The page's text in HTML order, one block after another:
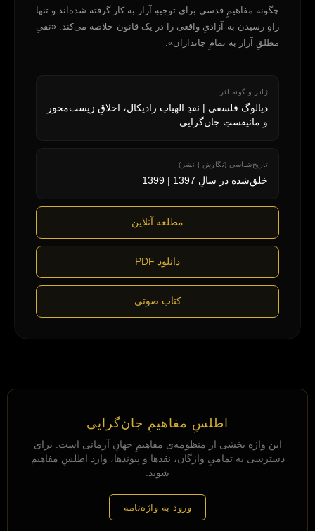
چگونه مفاهیمِ قدسی برای توجیهِ آزار به کار گرفته شده‌اند و تنها
راهِ رسیدن به آزادیِ واقعی را در یک قانون خلاصه می‌کند: «نفیِ
مطلقِ آزار به تمامِ جانداران».
دیالوگ فلسفی | نقدِ الهیاتِ رادیکال، اخلاقِ زیست‌محور
و مانیفستِ جان‌گرایی
خلق‌شده در سالِ 1397 | 1399
مطلعه آنلاین
دانلود PDF
کتاب صوتی
اطلسِ مفاهیمِ جان‌گرایی
این واژه بخشی از منظومه‌ی مفاهیمِ جهانِ آرمانی است. برای
دسترسی به تمامیِ واژگان، نقدها و پیوندها، وارد اطلسِ مفاهیم
شوید.
ورود به واژه‌نامه